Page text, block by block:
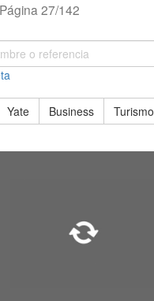
27/142
Yate Business Turismo